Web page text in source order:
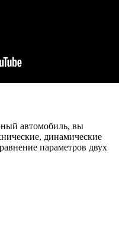
автомобиль, вы
динамические
параметров двух